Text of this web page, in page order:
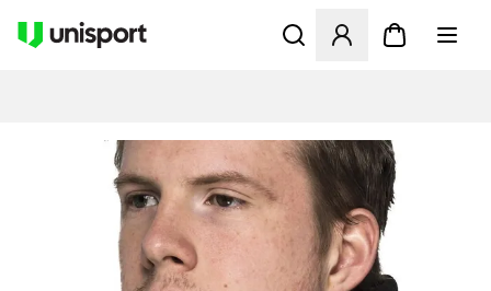
Opent een venster om in